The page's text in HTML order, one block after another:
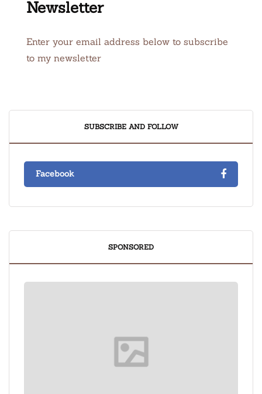
Newsletter
Enter your email address below to subscribe
to my newsletter
SUBSCRIBE AND FOLLOW
Facebook
SPONSORED